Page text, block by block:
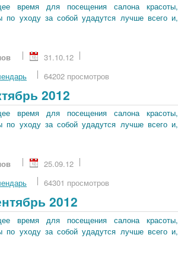
время для посещения салона красоты,
по уходу за собой удадутся лучше всего и,
31.10.12
64202 просмотров
2012
время для посещения салона красоты,
по уходу за собой удадутся лучше всего и,
25.09.12
64301 просмотров
2012
время для посещения салона красоты,
по уходу за собой удадутся лучше всего и,